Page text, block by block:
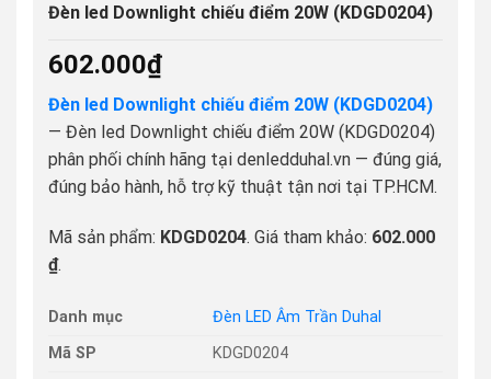
Đèn led Downlight chiếu điểm 20W (KDGD0204)
602.000₫
Đèn led Downlight chiếu điểm 20W (KDGD0204)
— Đèn led Downlight chiếu điểm 20W (KDGD0204)
phân phối chính hãng tại denledduhal.vn — đúng giá,
đúng bảo hành, hỗ trợ kỹ thuật tận nơi tại TP.HCM.
Mã sản phẩm: KDGD0204. Giá tham khảo: 602.000
₫.
Danh mục
Đèn LED Âm Trần Duhal
Mã SP
KDGD0204